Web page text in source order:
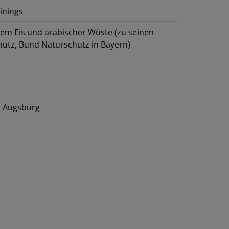
Eis und arabischer Wüste (zu seinen
Bund Naturschutz in Bayern)